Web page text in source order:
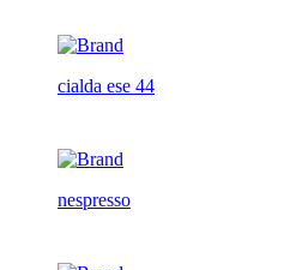
cialda ese 44
nespresso